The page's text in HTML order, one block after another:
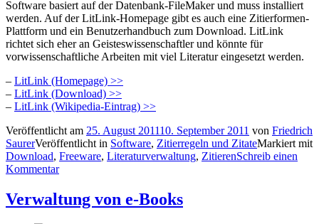
Software basiert auf der Datenbank-FileMaker und muss installiert
werden. Auf der LitLink-Homepage gibt es auch eine Zitierformen-
Plattform und ein Benutzerhandbuch zum Download. LitLink
richtet sich eher an Geisteswissenschaftler und könnte für
vorwissenschaftliche Arbeiten mit viel Literatur eingesetzt werden.
– LitLink (Homepage) >>
– LitLink (Download) >>
– LitLink (Wikipedia-Eintrag) >>
Veröffentlicht am 25. August 201110. September 2011 von Friedrich
SaurerVeröffentlicht in Software, Zitierregeln und ZitateMarkiert mit
Download, Freeware, Literaturverwaltung, ZitierenSchreib einen
Kommentar
Verwaltung von e-Books